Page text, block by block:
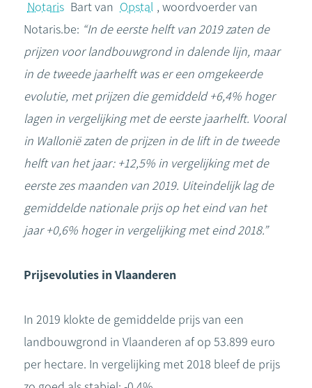
Notaris Bart van Opstal , woordvoerder van
Notaris.be: “In de eerste helft van 2019 zaten de
prijzen voor landbouwgrond in dalende lijn, maar
in de tweede jaarhelft was er een omgekeerde
evolutie, met prijzen die gemiddeld +6,4% hoger
lagen in vergelijking met de eerste jaarhelft. Vooral
in Wallonië zaten de prijzen in de lift in de tweede
helft van het jaar: +12,5% in vergelijking met de
eerste zes maanden van 2019. Uiteindelijk lag de
gemiddelde nationale prijs op het eind van het
jaar +0,6% hoger in vergelijking met eind 2018.”
Prijsevoluties in Vlaanderen
In 2019 klokte de gemiddelde prijs van een
landbouwgrond in Vlaanderen af op 53.899 euro
per hectare. In vergelijking met 2018 bleef de prijs